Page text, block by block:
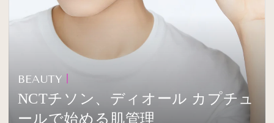
BEAUTY
NCTチソン、ディオール カプチュ
ールで始める肌管理